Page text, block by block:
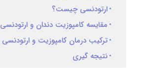
ارتودنسی چیست؟
مقایسه کامپوزیت دندان و ارتودنسی
ترکیب درمان کامپوزیت و ارتودنسی
نتیجه گیری